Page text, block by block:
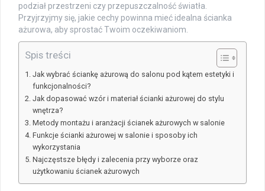
podział przestrzeni czy przepuszczalność światła.
Przyjrzyjmy się, jakie cechy powinna mieć idealna ścianka
ażurowa, aby sprostać Twoim oczekiwaniom.
Spis treści
Jak wybrać ściankę ażurową do salonu pod kątem estetyki i
funkcjonalności?
Jak dopasować wzór i materiał ścianki ażurowej do stylu
wnętrza?
Metody montażu i aranżacji ścianek ażurowych w salonie
Funkcje ścianki ażurowej w salonie i sposoby ich
wykorzystania
Najczęstsze błędy i zalecenia przy wyborze oraz
użytkowaniu ścianek ażurowych